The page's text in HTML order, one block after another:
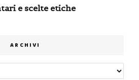
e scelte etiche
ARCHIVI